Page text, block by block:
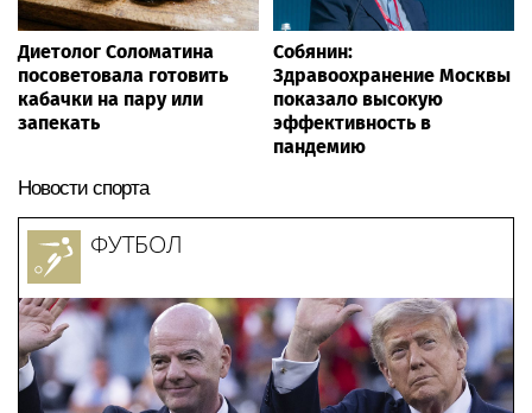
Диетолог Соломатина
посоветовала готовить
кабачки на пару или
запекать
Собянин:
Здравоохранение Москвы
показало высокую
эффективность в
пандемию
Новости спорта
ФУТБОЛ